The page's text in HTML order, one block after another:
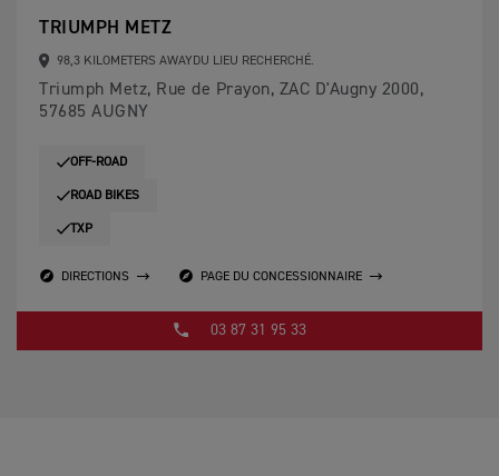
TRIUMPH METZ
98,3 KILOMETERS AWAYDU LIEU RECHERCHÉ.
Triumph Metz, Rue de Prayon, ZAC D'Augny 2000,
57685 AUGNY
OFF-ROAD
ROAD BIKES
TXP
DIRECTIONS PAGE DU CONCESSIONNAIRE
03 87 31 95 33